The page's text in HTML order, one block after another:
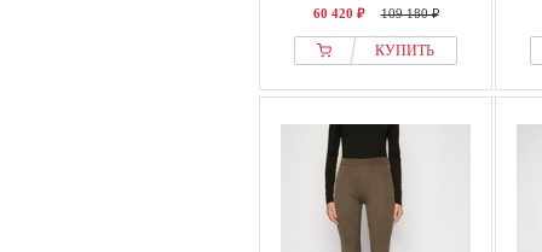
60 420 ₽ 109 180 ₽
КУПИТЬ